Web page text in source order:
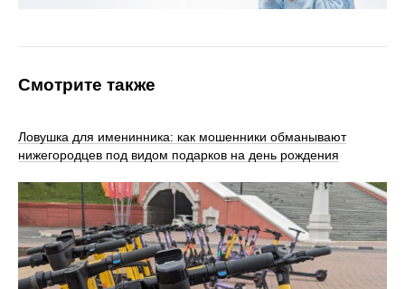
Смотрите также
Ловушка для именинника: как мошенники обманывают
нижегородцев под видом подарков на день рождения